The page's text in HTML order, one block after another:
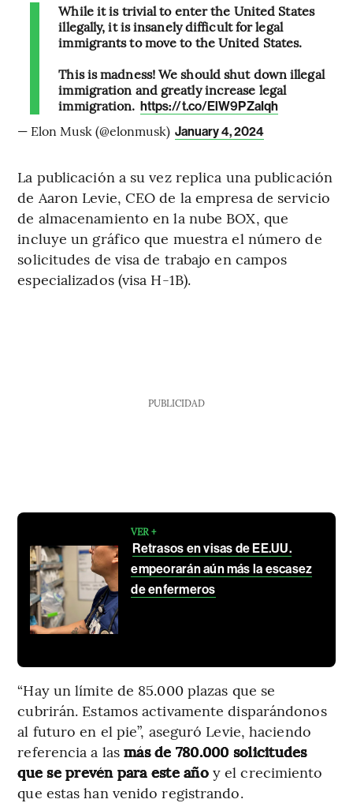
While it is trivial to enter the United States
illegally, it is insanely difficult for legal
immigrants to move to the United States.
This is madness! We should shut down illegal
immigration and greatly increase legal
immigration. https://t.co/ElW9PZaIqh
— Elon Musk (@elonmusk) January 4, 2024
La publicación a su vez replica una publicación
de Aaron Levie, CEO de la empresa de servicio
de almacenamiento en la nube BOX, que
incluye un gráfico que muestra el número de
solicitudes de visa de trabajo en campos
especializados (visa H-1B).
PUBLICIDAD
VER +
Retrasos en visas de EE.UU.
empeorarán aún más la escasez
de enfermeros
“Hay un límite de 85.000 plazas que se
cubrirán. Estamos activamente disparándonos
al futuro en el pie”, aseguró Levie, haciendo
referencia a las más de 780.000 solicitudes
que se prevén para este añoy el crecimiento
que estas han venido registrando.